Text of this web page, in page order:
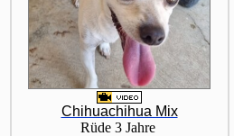
Chihuachihua Mix
Rüde 3 Jahre